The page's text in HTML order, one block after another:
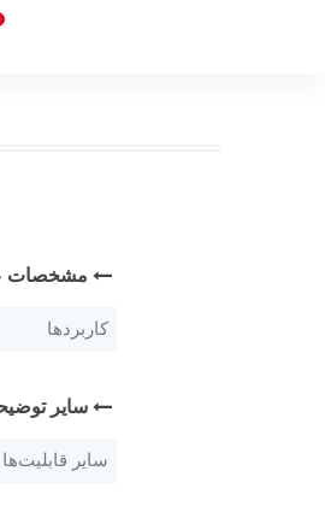
مشخصات
کاربردها
سایر
سایر قابلیت‌ها